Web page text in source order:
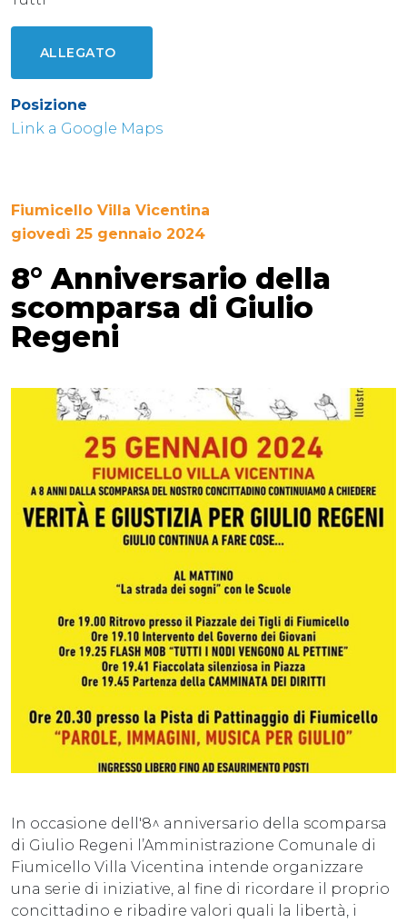
ALLEGATO
Posizione
Link a Google Maps
Fiumicello Villa Vicentina
giovedì 25 gennaio 2024
8° Anniversario della
scomparsa di Giulio
Regeni
In occasione dell'8^ anniversario della scomparsa
di Giulio Regeni l’Amministrazione Comunale di
Fiumicello Villa Vicentina intende organizzare
una serie di iniziative, al fine di ricordare il proprio
concittadino e ribadire valori quali la libertà, i